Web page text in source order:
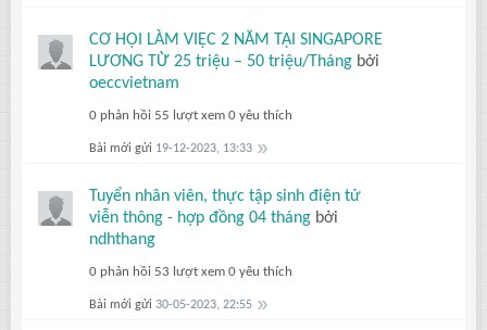
CƠ HỘI LÀM VIỆC 2 NĂM TẠI SINGAPORE
LƯƠNG TỪ 25 triệu – 50 triệu/Tháng bởi
oeccvietnam
0 phản hồi 55 lượt xem 0 yêu thích
Bài mới gửi 19-12-2023, 13:33
Tuyển nhân viên, thực tập sinh điện tử
viễn thông - hợp đồng 04 tháng bởi
ndhthang
0 phản hồi 53 lượt xem 0 yêu thích
Bài mới gửi 30-05-2023, 22:55